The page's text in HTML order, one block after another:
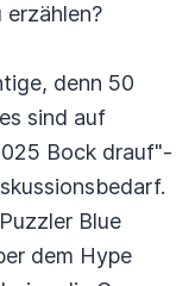
erzählen?
denn 50
sind auf
Bock drauf"-
Blue
dem Hype